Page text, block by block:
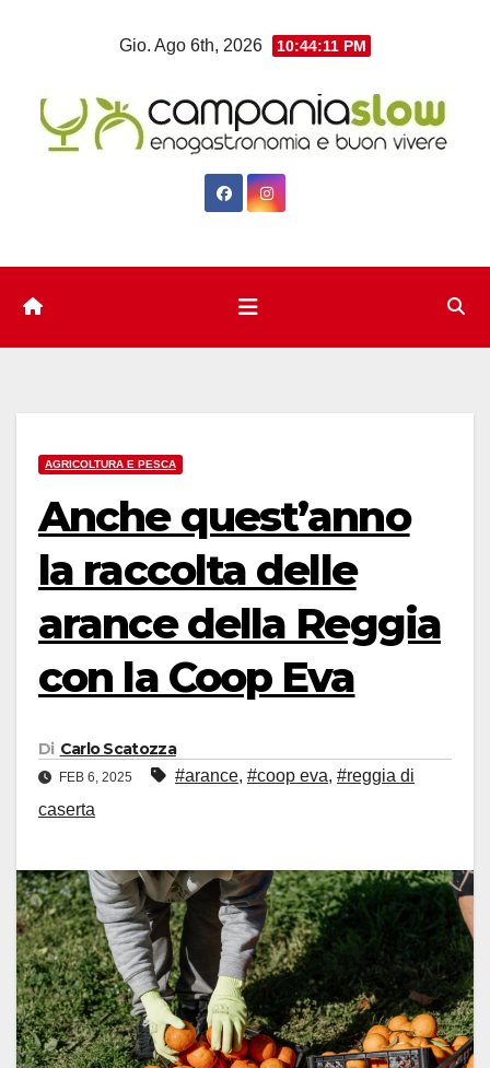
Gio. Ago 6th, 2026 10:44:12 PM
AGRICOLTURA E PESCA
Anche quest’anno
la raccolta delle
arance della Reggia
con la Coop Eva
Di Carlo Scatozza
FEB 6, 2025 #arance, #coop eva, #reggia di
caserta